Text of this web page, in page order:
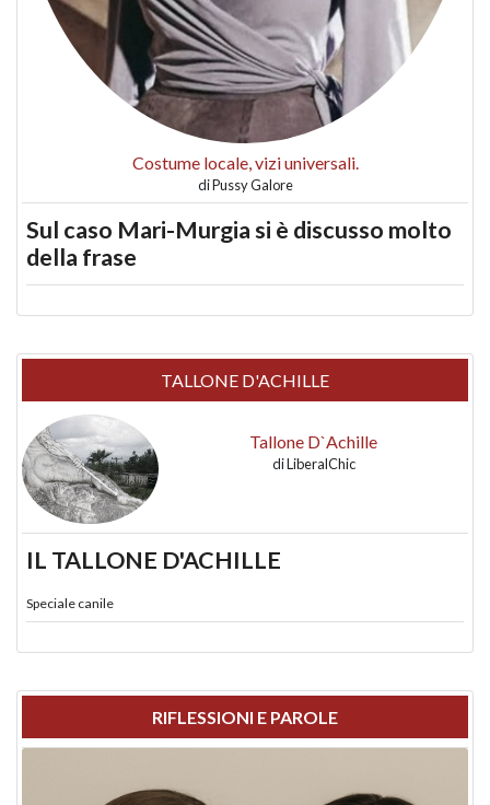
Costume locale, vizi universali.
diPussy Galore
Sul caso Mari-Murgia si è discusso molto
della frase
TALLONE D'ACHILLE
Tallone D`Achille
diLiberalChic
IL TALLONE D'ACHILLE
Speciale canile
RIFLESSIONI E PAROLE